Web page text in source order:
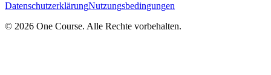
DatenschutzerklärungNutzungsbedingungen
© 2026 One Course. Alle Rechte vorbehalten.